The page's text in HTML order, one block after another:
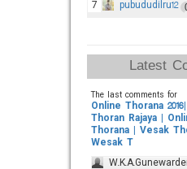
7 pubududilru12
Latest
The last comments for
Online Thorana
Thoran Rajaya |
Thorana | Vesak
Wesak T